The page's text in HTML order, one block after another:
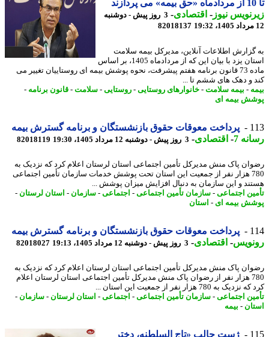
نیوز-اقتصادی- 3 روز پیش - دوشنبه
82018137
اطلاعات آنلاین، مدیرکل بیمه سلامت
استان یزد با بیان این که از مردادماه 1405، بر اساس
ماده 73 قانون برنامه هفتم پیشرفت، نحوه پوشش بیمه ای روستاییان تغییر می
و دهک های ششم تا ...
-بیمه سلامت-خانوارهای روستایی-روستایی-سلامت-قانون برنامه -
بیمه ای
پرداخت معوقات حقوق بازنشستگان و برنامه گسترش بیمه
7
-اقتصادی-3 روز پیش - دوشنبه 12 مرداد 1405، 19:30 82018119
پاک منش مدیرکل تأمین اجتماعی استان لرستان اعلام کرد که نزدیک به
780 هزار نفر از جمعیت این استان تحت پوشش خدمات سازمان تأمین اجتماعی
و این سازمان به دنبال افزایش میزان پوشش ...
اجتماعی-سازمان تأمین اجتماعی-اجتماعی-سازمان -استان لرستان-
بیمه ای- استان
پرداخت معوقات حقوق بازنشستگان و برنامه گسترش بیمه
-اقتصادی-3 روز پیش - دوشنبه 12 مرداد 1405، 19:13 82018027
پاک منش مدیرکل تأمین اجتماعی استان لرستان اعلام کرد که نزدیک به
780 هزار نفر از رضوان پاک منش مدیرکل تأمین اجتماعی استان لرستان اعلام
به 780 هزار نفر از جمعیت این استان ...
اجتماعی-سازمان تأمین اجتماعی-اجتماعی-استان لرستان-سازمان -
-بیمه
ژست جالب «تاج السلطنه، دختر